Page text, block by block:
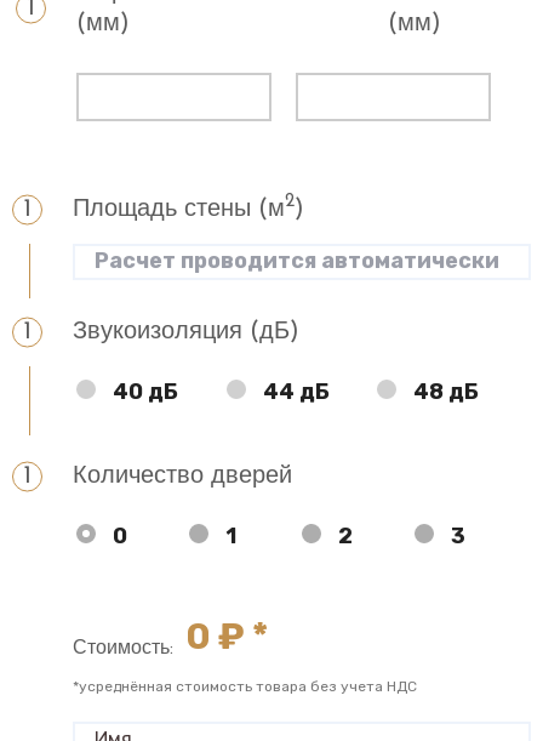
(мм)
(мм)
Площадь стены (м2)
Звукоизоляция (дБ)
40 дБ 44 дБ 48 дБ
Количество дверей
0 1 2 3
Стоимость: 0 ₽ *
*усреднённая стоимость товара без учета НДС